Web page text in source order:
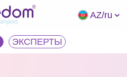
AZ/ru
ЭКCПЕРТЫ